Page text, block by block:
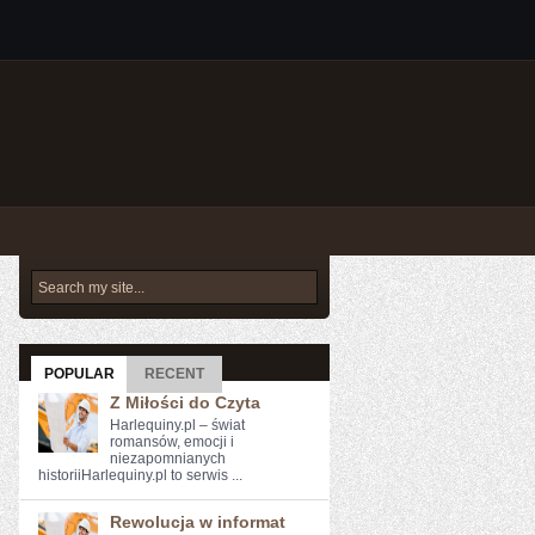
POPULAR RECENT
Z Miłości do Czyta
Harlequiny.pl – świat
romansów, emocji i
niezapomnianych
historiiHarlequiny.pl to serwis ...
Rewolucja w informat